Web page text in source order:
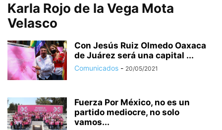
Karla Rojo de la Vega Mota
Velasco
Con Jesús Ruiz Olmedo Oaxaca
de Juárez será una capital ...
Comunicados - 20/05/2021
Fuerza Por México, no es un
partido mediocre, no solo
vamos...